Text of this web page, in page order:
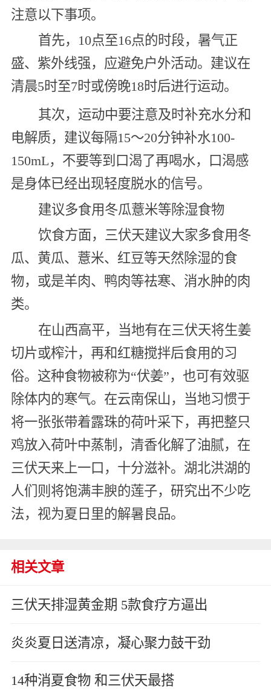
注意以下事项。
首先，10点至16点的时段，暑气正
盛、紫外线强，应避免户外活动。建议在
清晨5时至7时或傍晚18时后进行运动。
其次，运动中要注意及时补充水分和
电解质，建议每隔15～20分钟补水100-
150mL，不要等到口渴了再喝水，口渴感
是身体已经出现轻度脱水的信号。
建议多食用冬瓜薏米等除湿食物
饮食方面，三伏天建议大家多食用冬
瓜、黄瓜、薏米、红豆等天然除湿的食
物，或是羊肉、鸭肉等祛寒、消水肿的肉
类。
在山西高平，当地有在三伏天将生姜
切片或榨汁，再和红糖搅拌后食用的习
俗。这种食物被称为“伏姜”，也可有效驱
除体内的寒气。在云南保山，当地习惯于
将一张张带着露珠的荷叶采下，再把整只
鸡放入荷叶中蒸制，清香化解了油腻，在
三伏天来上一口，十分滋补。湖北洪湖的
人们则将饱满丰腴的莲子，研究出不少吃
法，视为夏日里的解暑良品。
相关文章
三伏天排湿黄金期 5款食疗方逼出
炎炎夏日送清凉，凝心聚力鼓干劲
14种消夏食物 和三伏天最搭